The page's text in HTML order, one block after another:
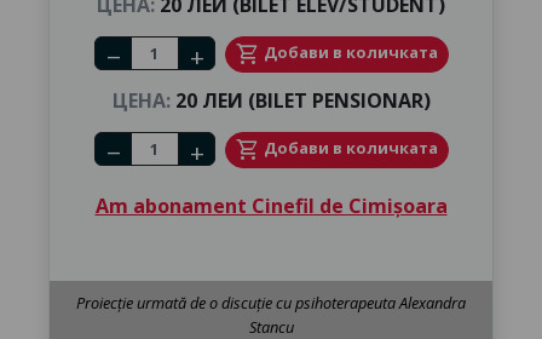
Number of tickets
remove add shopping_cart Добави в количката
ЦЕНА:20 ЛЕИ (BILET PENSIONAR)
Number of tickets
remove add shopping_cart Добави в количката
Am abonament Cinefil de Cimișoara
Proiecție urmată de o discuție cu psihoterapeuta Alexandra
Stancu